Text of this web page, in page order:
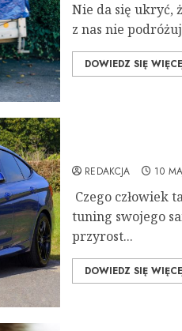
Nie da się ukryć,
z nas nie
DOWIEDZ SIĘ
REDAKCJA 10
Czego człowiek
tuning swojego
przyrost...
DOWIEDZ SIĘ